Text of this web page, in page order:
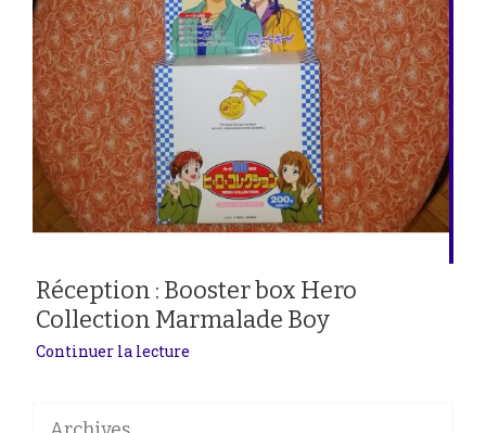
Réception : Booster box Hero
Collection Marmalade Boy
Continuer la lecture